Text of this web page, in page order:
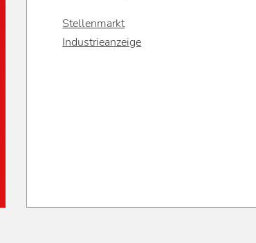
Stellenmarkt
Industrieanzeige